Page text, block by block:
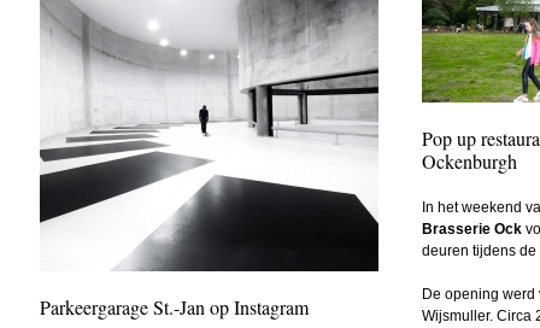
Parkeergarage St.-Jan op Instagram
Pop up
Ockenburgh
In het weekend
Brasserie Ock
deuren tijdens
De opening
Wijsmuller. Circa